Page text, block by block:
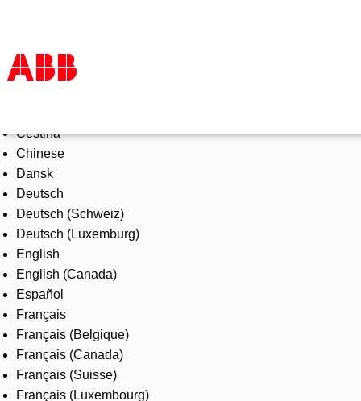
Products & Solutions
Industries
Services
About us
Where to buy
Contact us
Careers
Čeština
Chinese
Dansk
Deutsch
Deutsch (Schweiz)
Deutsch (Luxemburg)
English
English (Canada)
Español
Français
Français (Belgique)
Français (Canada)
Français (Suisse)
Français (Luxembourg)